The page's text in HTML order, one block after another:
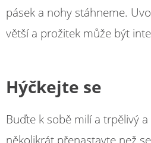
pásek a nohy stáhneme.
větší a prožitek může být
Hýčkejte se
Buďte k sobě milí a trpělivý
několikrát přenastavte než